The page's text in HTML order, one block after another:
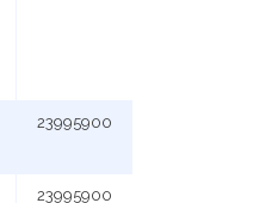
23995900
23995900